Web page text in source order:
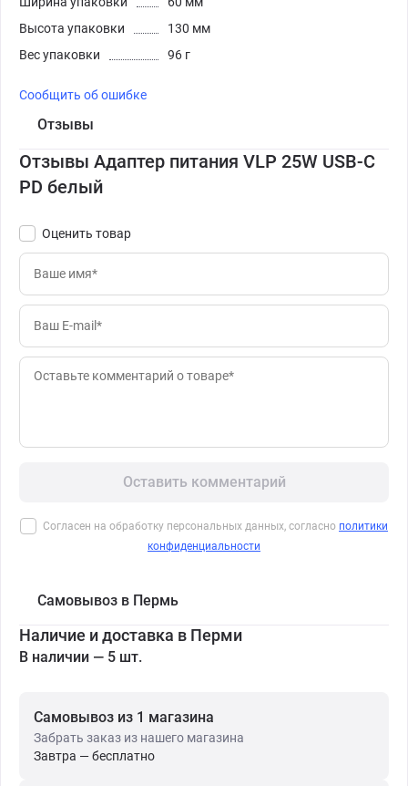
Высота упаковки
130 мм
Вес упаковки
96 г
Сообщить об ошибке
Отзывы
Отзывы Адаптер питания VLP 25W USB-C
PD белый
Оценить товар
Оставить комментарий
Согласен на обработку персональных данных, согласно политики
конфиденциальности
Самовывоз в Пермь
Наличие и доставка в Перми
В наличии — 5 шт.
Самовывоз из 1 магазина
Забрать заказ из нашего магазина
Завтра — бесплатно